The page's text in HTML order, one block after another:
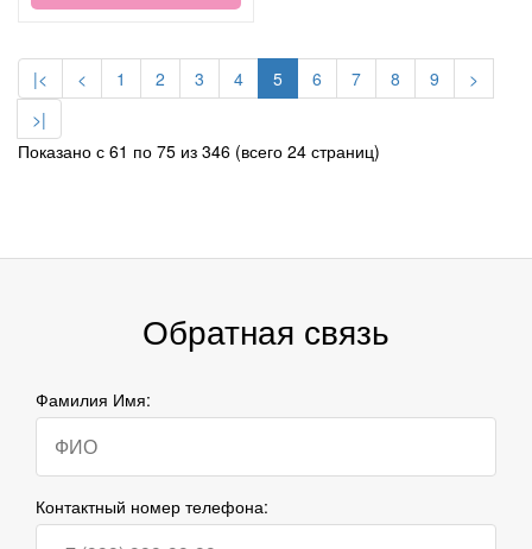
|< < 1 2 3 4 5 6 7 8 9
>
>|
Показано с 61 по 75 из 346 (всего 24 страниц)
Обратная связь
Фамилия Имя:
Контактный номер телефона: